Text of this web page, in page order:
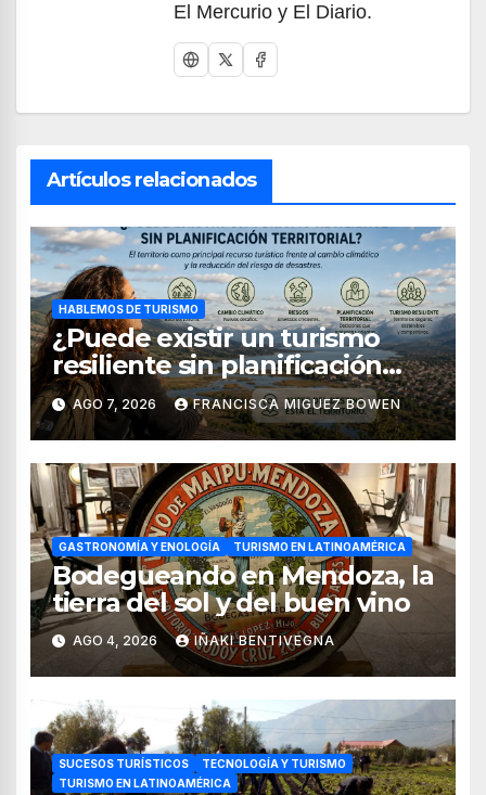
El Mercurio y El Diario.
Artículos relacionados
HABLEMOS DE TURISMO
¿Puede existir un turismo
resiliente sin planificación
territorial?
AGO 7, 2026 FRANCISCA MIGUEZ BOWEN
GASTRONOMÍA Y ENOLOGÍA TURISMO EN LATINOAMÉRICA
Bodegueando en Mendoza, la
tierra del sol y del buen vino
AGO 4, 2026 IÑAKI BENTIVEGNA
SUCESOS TURÍSTICOS
TECNOLOGÍA Y TURISMO
TURISMO EN LATINOAMÉRICA